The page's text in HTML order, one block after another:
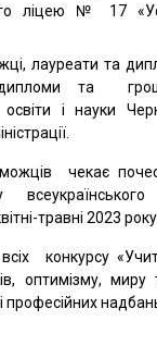
ліцею № 17
лауреати та
дипломи та
і науки
чекає почесна
травні 2023 року.
конкурсу
оптимізму,
професійних